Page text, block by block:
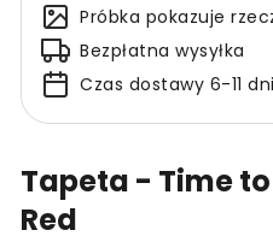
Tapeta - Time
Red
Próbka pokazuje
Bezpłatna wysyłka
Czas dostawy 6-11